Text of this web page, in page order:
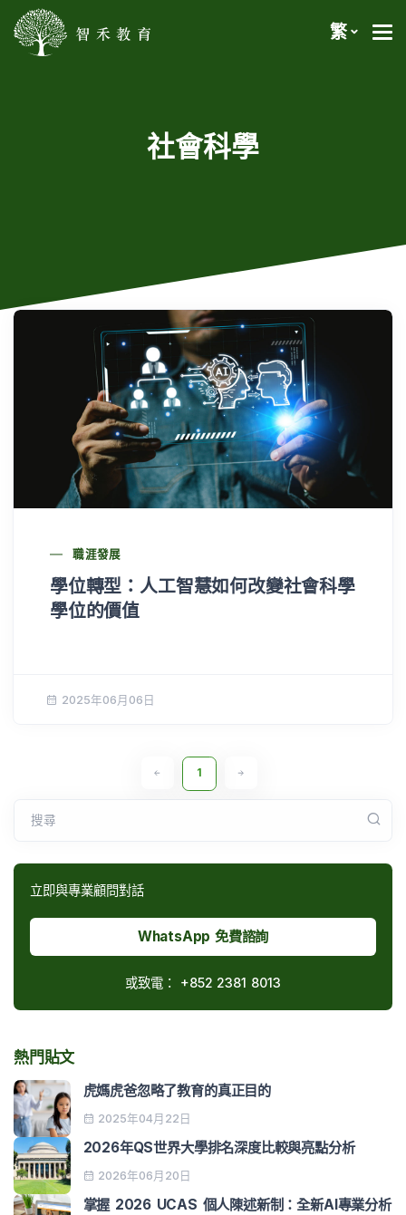
繁
社會科學
職涯發展
學位轉型：人工智慧如何改變社會科學
學位的價值
2025年06月06日
1
搜尋
立即與專業顧問對話
WhatsApp 免費諮詢
或致電： +852 2381 8013
熱門貼文
虎媽虎爸忽略了教育的真正目的
2025年04月22日
2026年QS世界大學排名深度比較與亮點分析
2026年06月20日
掌握 2026 UCAS 個人陳述新制：全新AI專業分析